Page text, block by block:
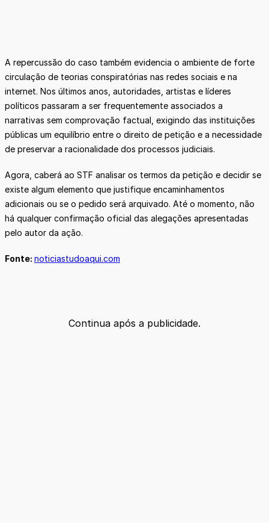
A repercussão do caso também evidencia o ambiente de forte
circulação de teorias conspiratórias nas redes sociais e na
internet. Nos últimos anos, autoridades, artistas e líderes
políticos passaram a ser frequentemente associados a
narrativas sem comprovação factual, exigindo das instituições
públicas um equilíbrio entre o direito de petição e a necessidade
de preservar a racionalidade dos processos judiciais.
Agora, caberá ao STF analisar os termos da petição e decidir se
existe algum elemento que justifique encaminhamentos
adicionais ou se o pedido será arquivado. Até o momento, não
há qualquer confirmação oficial das alegações apresentadas
pelo autor da ação.
Fonte: noticiastudoaqui.com
Continua após a publicidade.